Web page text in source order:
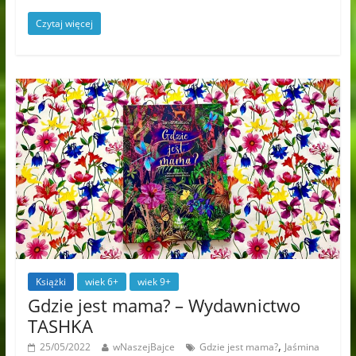
Czytaj więcej
Książki wiek 6+ wiek 9+
Gdzie jest mama? – Wydawnictwo
TASHKA
25/05/2022 wNaszejBajce Gdzie jest mama?, Jaśmina